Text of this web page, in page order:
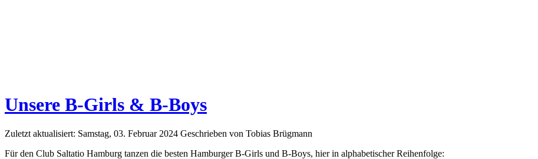
Unsere B-Girls & B-Boys
Zuletzt aktualisiert: Samstag, 03. Februar 2024 Geschrieben von Tobias Brügmann
Für den Club Saltatio Hamburg tanzen die besten Hamburger B-Girls und B-Boys, hier in alphabetischer Reihenfolge: